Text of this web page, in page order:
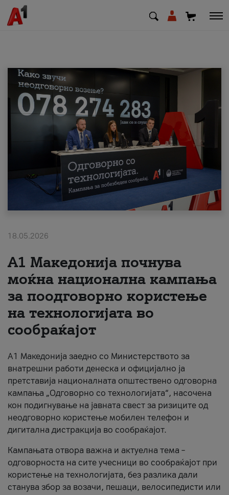
МК EN SQ
Деловни
Поддршка
Надополни кредит
#ПодобарОнлајн
18.05.2026
A1 Македонија почнува
моќна национална кампања
за поодговорно користење
на технологијата во
сообраќајот
A1 Македонија заедно со Министерството за
внатрешни работи денеска и официјално ја
претставија националната општествено одговорна
кампања „Одговорно со технологијата“, насочена
кон подигнување на јавната свест за ризиците од
неодговорно користење мобилен телефон и
дигитална дистракција во сообраќајот.
Кампањата отвора важна и актуелна тема –
одговорноста на сите учесници во сообраќајот при
користење на технологијата, без разлика дали
станува збор за возачи, пешаци, велосипедисти или